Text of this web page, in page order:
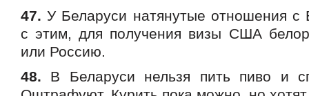
47. У Беларуси натянутые отношения
с этим, для получения визы США
или Россию.
48. В Беларуси нельзя пить пиво и